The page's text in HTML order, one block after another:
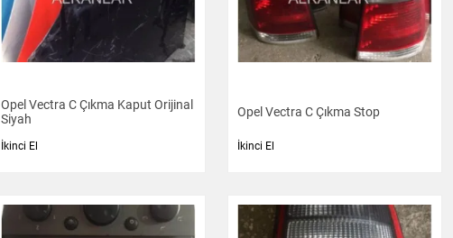
Opel Vectra C Çıkma Kaput Orijinal
Siyah
İkinci El
Opel Vectra C Çıkma Stop
İkinci El